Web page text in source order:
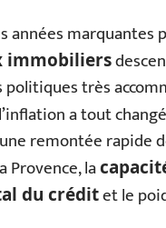
années
immobiliers
très
a tout
remontée rapide
Provence, la
du créditet le